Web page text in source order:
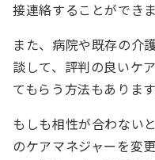
接連絡することができま
また、病院や既存の介
談して、評判の良いケ
てもらう方法もあります
もしも相性が合わない
のケアマネジャーを変